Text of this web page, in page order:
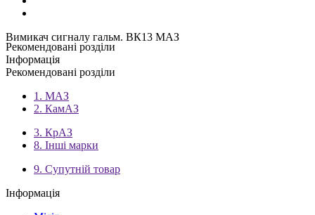
Вимикач сигналу гальм. ВК13 МАЗ
Рекомендовані розділи
Інформація
Рекомендовані розділи
1. МАЗ
2. КамАЗ
3. КрАЗ
8. Інші марки
9. Супутній товар
Інформація